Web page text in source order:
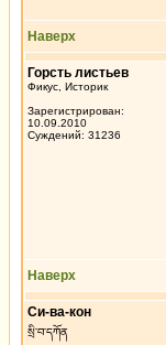
Наверх
Горсть листьев
Фикус, Историк
Зарегистрирован:
10.09.2010
Суждений: 31236
Наверх
Си-ва-кон
སྲི་བ་དཀོན